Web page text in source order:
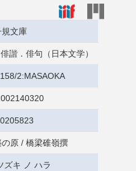
文庫
諧．俳句（日本文学）
2:MASAOKA
原 / 橋梁碓嶺撰
ズキ ノ ハラ